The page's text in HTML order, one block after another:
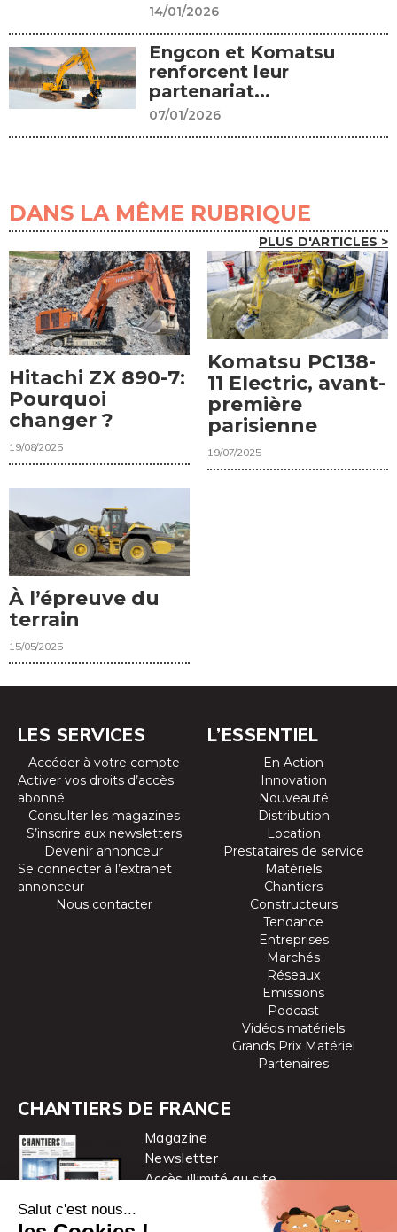
14/01/2026
Engcon et Komatsu
renforcent leur
partenariat...
07/01/2026
DANS LA MÊME RUBRIQUE
PLUS D'ARTICLES >
Hitachi ZX 890-7:
Pourquoi
changer ?
19/08/2025
Komatsu PC138-
11 Electric, avant-
première
parisienne
19/07/2025
À l’épreuve du
terrain
15/05/2025
LES SERVICES
Accéder à votre compte
Activer vos droits d’accès
abonné
Consulter les magazines
S’inscrire aux newsletters
Devenir annonceur
Se connecter à l’extranet
annonceur
Nous contacter
L’ESSENTIEL
En Action
Innovation
Nouveauté
Distribution
Location
Prestataires de service
Matériels
Chantiers
Constructeurs
Tendance
Entreprises
Marchés
Réseaux
Emissions
Podcast
Vidéos matériels
Grands Prix Matériel
Partenaires
CHANTIERS DE FRANCE
Magazine
Newsletter
Accès illimité au site